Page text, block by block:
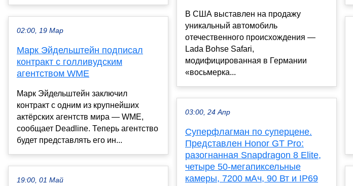
02:00, 19 Мар
Марк Эйдельштейн подписал
контракт с голливудским
агентством WME
Марк Эйдельштейн заключил
контракт с одним из крупнейших
актёрских агентств мира — WME,
сообщает Deadline. Теперь агентство
будет представлять его ин...
19:00, 01 Май
В США выставлен на продажу
уникальный автомобиль
отечественного происхождения —
Lada Bohse Safari,
модифицированная в Германии
«восьмерка...
03:00, 24 Апр
Суперфлагман по суперцене.
Представлен Honor GT Pro:
разогнанная Snapdragon 8 Elite,
четыре 50-мегапиксельные
камеры, 7200 мАч, 90 Вт и IP69